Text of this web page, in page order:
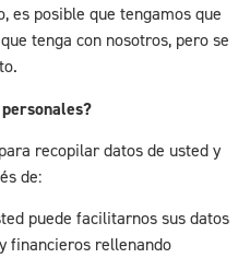
es posible que tengamos que
tenga con nosotros, pero se
recopilar datos de usted y
de:
puede facilitarnos sus datos
financieros rellenando